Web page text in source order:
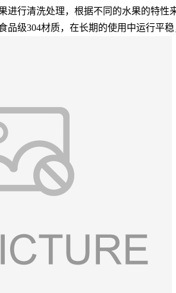
进行清洗处理，根据不同的水果的特
品级304材质，在长期的使用中运行平稳